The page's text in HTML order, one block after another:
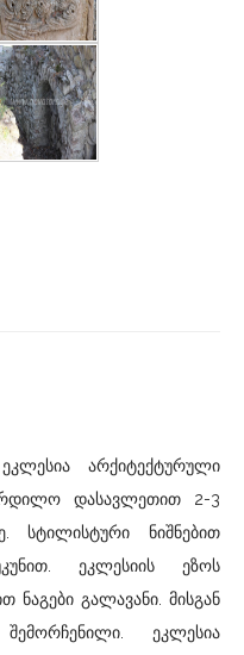
არქიტექტურული
დასავლეთით 2-3
სტილისტური ნიშნებით
ეკლესიის ეზოს
ნაგები გალავანი. მისგან
ეკლესია